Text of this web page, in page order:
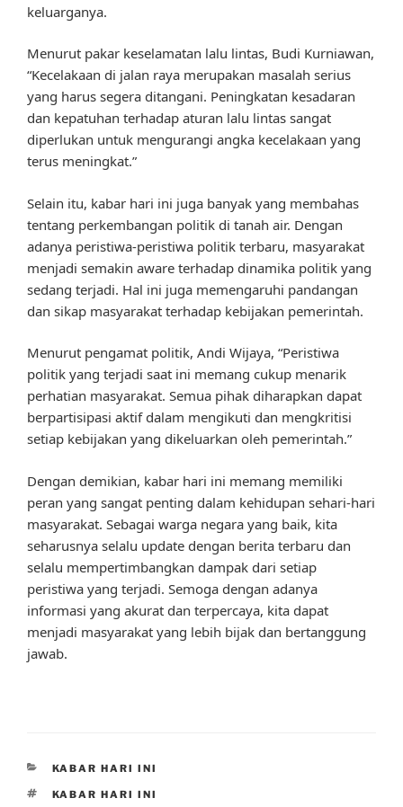
keluarganya.
Menurut pakar keselamatan lalu lintas, Budi Kurniawan,
“Kecelakaan di jalan raya merupakan masalah serius
yang harus segera ditangani. Peningkatan kesadaran
dan kepatuhan terhadap aturan lalu lintas sangat
diperlukan untuk mengurangi angka kecelakaan yang
terus meningkat.”
Selain itu, kabar hari ini juga banyak yang membahas
tentang perkembangan politik di tanah air. Dengan
adanya peristiwa-peristiwa politik terbaru, masyarakat
menjadi semakin aware terhadap dinamika politik yang
sedang terjadi. Hal ini juga memengaruhi pandangan
dan sikap masyarakat terhadap kebijakan pemerintah.
Menurut pengamat politik, Andi Wijaya, “Peristiwa
politik yang terjadi saat ini memang cukup menarik
perhatian masyarakat. Semua pihak diharapkan dapat
berpartisipasi aktif dalam mengikuti dan mengkritisi
setiap kebijakan yang dikeluarkan oleh pemerintah.”
Dengan demikian, kabar hari ini memang memiliki
peran yang sangat penting dalam kehidupan sehari-hari
masyarakat. Sebagai warga negara yang baik, kita
seharusnya selalu update dengan berita terbaru dan
selalu mempertimbangkan dampak dari setiap
peristiwa yang terjadi. Semoga dengan adanya
informasi yang akurat dan terpercaya, kita dapat
menjadi masyarakat yang lebih bijak dan bertanggung
jawab.
CATEGORIES
KABAR HARI INI
TAGS
KABAR HARI INI